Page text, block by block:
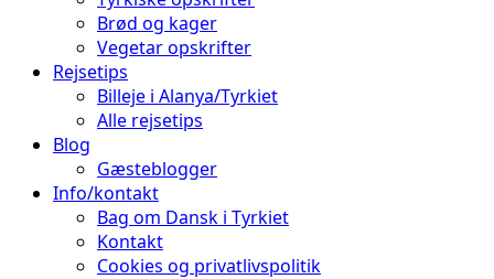
Brød og kager
Vegetar opskrifter
Rejsetips
Billeje i Alanya/Tyrkiet
Alle rejsetips
Blog
Gæsteblogger
Info/kontakt
Bag om Dansk i Tyrkiet
Kontakt
Cookies og privatlivspolitik